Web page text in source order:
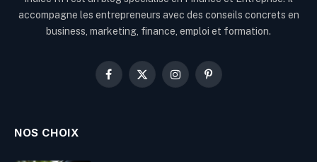
accompagne les entrepreneurs avec des conseils concrets en
business, marketing, finance, emploi et formation.
Facebook
X
InstagramPinterest
NOS CHOIX